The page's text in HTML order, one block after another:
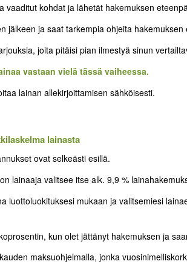
vaaditut kohdat ja lähetät hakemuksen
jälkeen ja saat tarkempia ohjeita hakemuksen
joita pitäisi pian ilmestyä sinun
vastaan vielä tässä vaiheessa.
lainan allekirjoittamisen sähköisesti.
lainasta
ovat selkeästi esillä.
lainaaja valitsee itse alk. 9,9 %
luottoluokituksesi mukaan ja valitsemiesi
kun olet jättänyt hakemuksen ja
maksuohjelmalla, jonka